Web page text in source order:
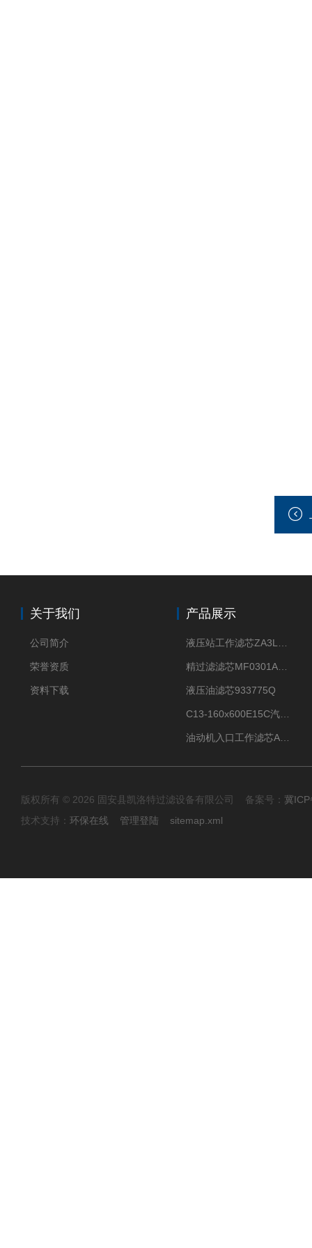
关于我们
公司简介
荣誉资质
资料下载
产品展示
液压油滤芯933775Q
版权所有 © 2026 固安县凯洛特过滤设备有限公司 备案号： 冀
技术支持： 环保在线 管理登陆 sitemap.xml